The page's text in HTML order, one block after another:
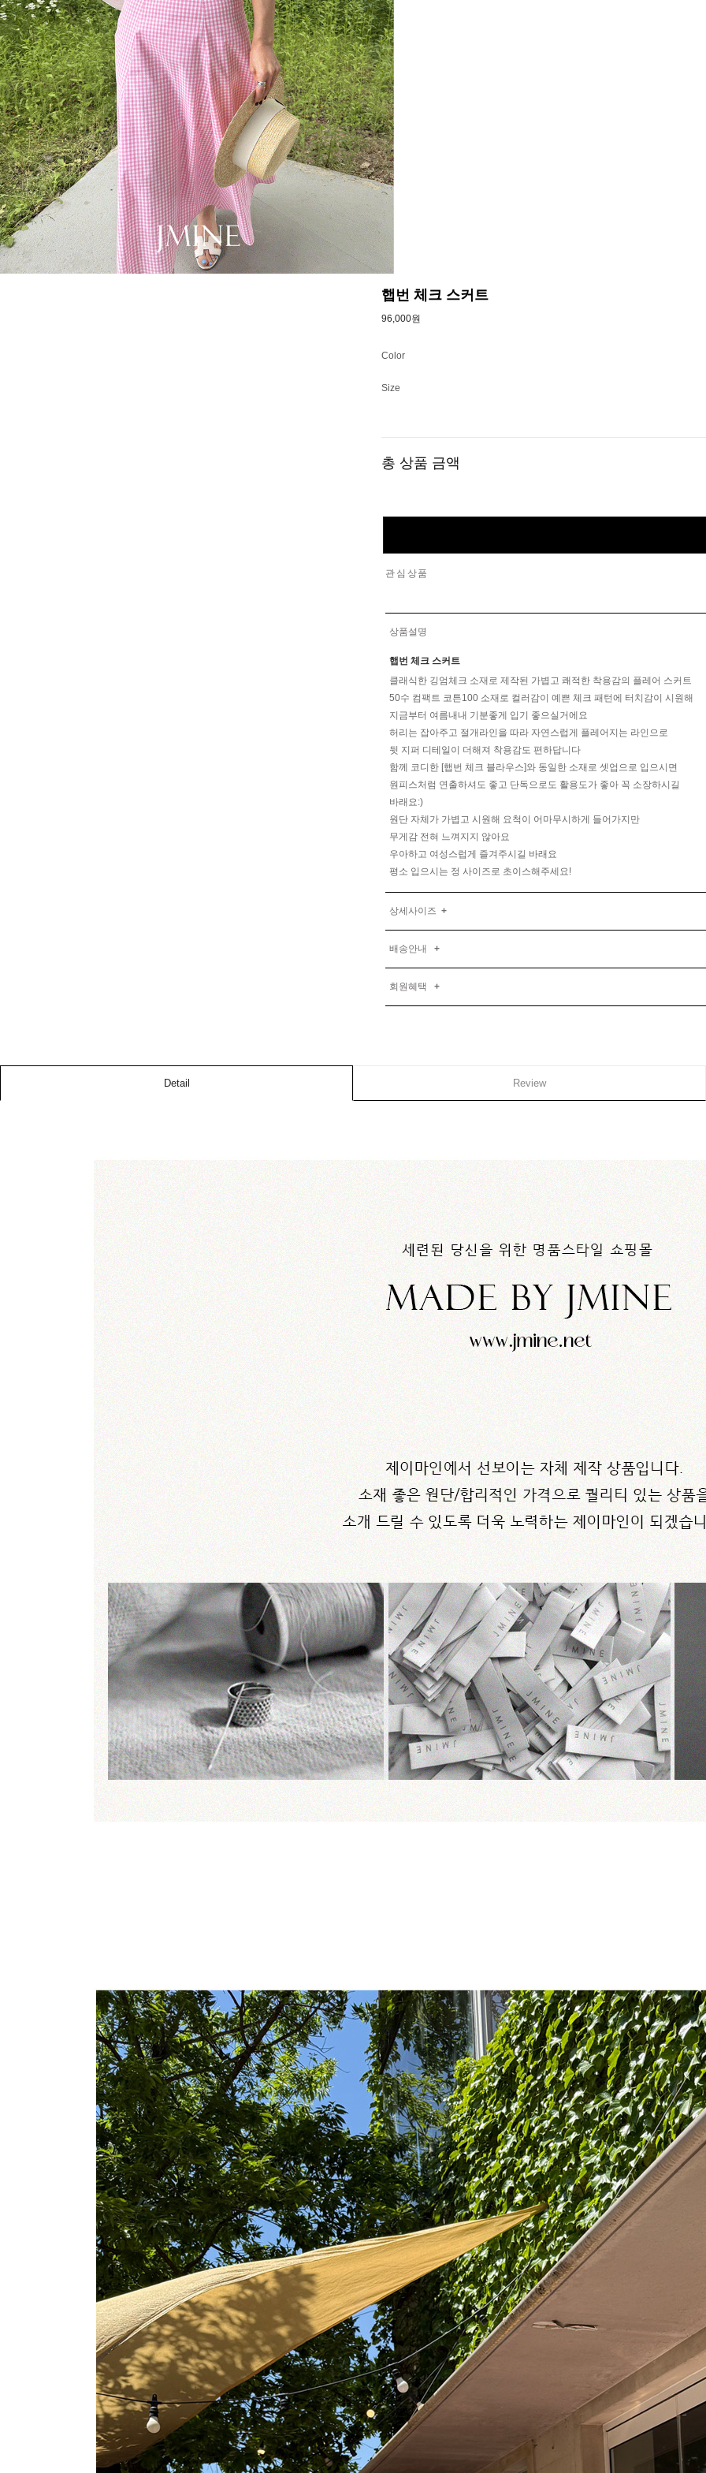
햅번 체크 스커트
96,000원
Color
Size
총 상품 금액
관심상품
상품설명
햅번 체크 스커트
클래식한 깅엄체크 소재로 제작된 가볍고 쾌적한 착용감의 플레어 스커트
50수 컴팩트 코튼100 소재로 컬러감이 예쁜 체크 패턴에 터치감이 시원해
지금부터 여름내내 기분좋게 입기 좋으실거에요
허리는 잡아주고 절개라인을 따라 자연스럽게 플레어지는 라인으로
뒷 지퍼 디테일이 더해져 착용감도 편하답니다
함께 코디한 [햅번 체크 블라우스]와 동일한 소재로 셋업으로 입으시면
원피스처럼 연출하셔도 좋고 단독으로도 활용도가 좋아 꼭 소장하시길
바래요:)
원단 자체가 가볍고 시원해 요척이 어마무시하게 들어가지만
무게감 전혀 느껴지지 않아요
우아하고 여성스럽게 즐겨주시길 바래요
평소 입으시는 정 사이즈로 초이스해주세요!
상세사이즈 +
배송안내 +
회원혜택 +
Detail Review